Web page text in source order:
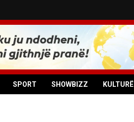
SPORT SHOWBIZZ KULTURË